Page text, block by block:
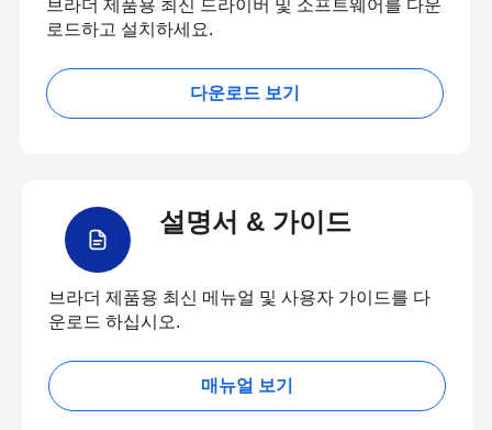
브라더 제품용 최신 드라이버 및 소프트웨어를 다운
로드하고 설치하세요.
다운로드 보기
설명서 & 가이드
브라더 제품용 최신 메뉴얼 및 사용자 가이드를 다
운로드 하십시오.
매뉴얼 보기